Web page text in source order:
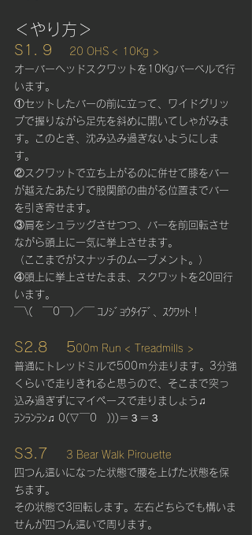
＜やり方＞
S1. 9
20 OHS < 10Kg >
オーバーヘッドスクワットを10Kgバーベルで行
います。
①セットしたバーの前に立って、ワイドグリッ
プで握りながら足先を斜めに開いてしゃがみま
す。このとき、沈み込み過ぎないようにしま
す。
②スクワットで立ち上がるのに併せて膝をバー
が越えたあたりで股関節の曲がる位置までバー
を引き寄せます。
③肩をシュラッグさせつつ、バーを前回転させ
ながら頭上に一気に挙上させます。
（ここまでがスナッチのムーブメント。）
④頭上に挙上させたまま、スクワットを20回行
います。
￣\(　￣0￣)／￣ ｺﾉｼﾞｮｳﾀｲﾃﾞ、ｽｸﾜｯﾄ！
S2.8 　500m Run < Treadmills >
普通にトレッドミルで500ｍ分走ります。3分強
くらいで走りきれると思うので、そこまで突っ
込み過ぎずにマイペースで走りましょう♫
ﾗﾝﾗﾝﾗﾝ♫ 0(▽￣0　)))＝３＝３
S3.7
3 Bear Walk Pirouette
四つん這いになった状態で腰を上げた状態を保
ちます。
その状態で3回転します。左右どちらでも構いま
せんが四つん這いで周ります。